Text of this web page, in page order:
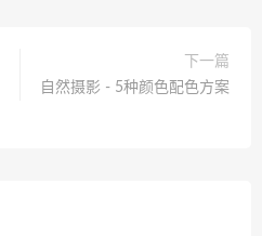
下一篇
自然摄影 - 5种颜色配色方案